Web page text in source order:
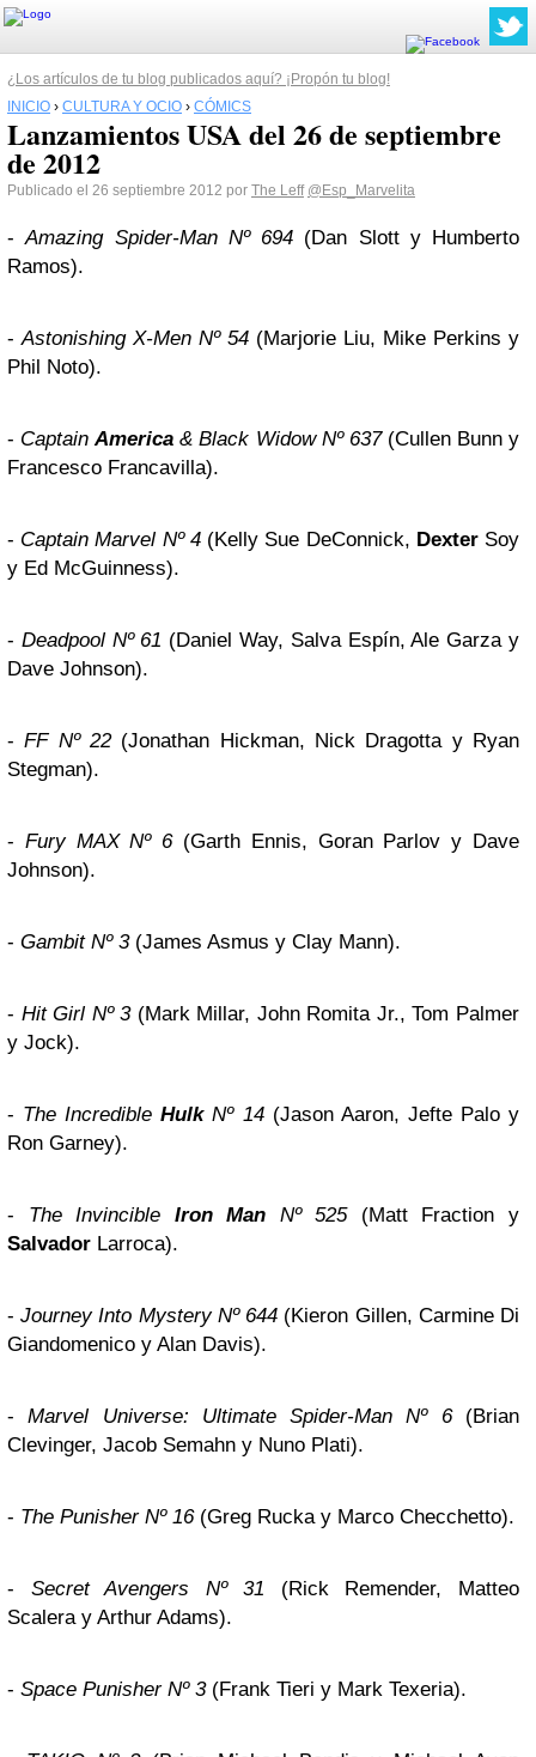
¿Los artículos de tu blog publicados aquí? ¡Propón tu blog!
INICIO › CULTURA Y OCIO › CÓMICS
Lanzamientos USA del 26 de septiembre
de 2012
Publicado el 26 septiembre 2012 por The Leff @Esp_Marvelita
-Amazing Spider-Man Nº 694 (Dan Slott y Humberto
Ramos).
-Astonishing X-Men Nº 54 (Marjorie Liu, Mike Perkins y
Phil Noto).
- CaptainAmerica & Black Widow Nº 637(Cullen Bunn y
Francesco Francavilla).
- Captain Marvel Nº 4(Kelly Sue DeConnick, DexterSoy
y Ed McGuinness).
- Deadpool Nº 61 (Daniel Way, Salva Espín, Ale Garza y
Dave Johnson).
-FF Nº 22 (Jonathan Hickman, Nick Dragotta y Ryan
Stegman).
- Fury MAX Nº 6(Garth Ennis, Goran Parlov y Dave
Johnson).
- Gambit Nº 3(James Asmus y Clay Mann).
- Hit Girl Nº 3(Mark Millar, John Romita Jr., Tom Palmer
y Jock).
- The IncredibleHulkNº 14(Jason Aaron, Jefte Palo y
Ron Garney).
- The Invincible Iron Man Nº 525(Matt Fraction y
Salvador Larroca).
-Journey Into Mystery Nº 644 (Kieron Gillen, Carmine Di
Giandomenico y Alan Davis).
-Marvel Universe: Ultimate Spider-Man Nº 6(Brian
Clevinger, Jacob Semahn y Nuno Plati).
- The Punisher Nº 16(Greg Rucka y Marco Checchetto).
- Secret Avengers Nº 31 (Rick Remender, Matteo
Scalera y Arthur Adams).
- Space Punisher Nº 3(Frank Tieri y Mark Texeria).